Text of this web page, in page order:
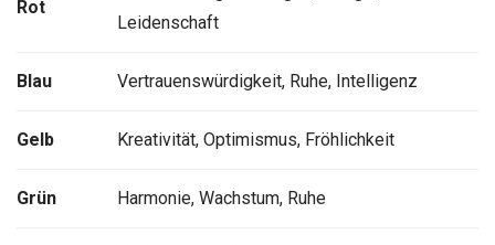
Rot
Leidenschaft
Blau Vertrauenswürdigkeit, Ruhe, Intelligenz
Gelb Kreativität, Optimismus, Fröhlichkeit
Grün Harmonie, Wachstum, Ruhe